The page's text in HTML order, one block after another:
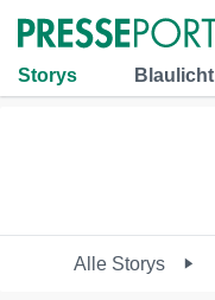
Storys Blaulicht
Alle Storys